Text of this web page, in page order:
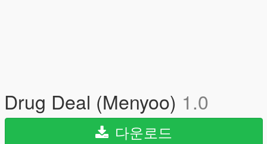
Drug Deal (Menyoo) 1.0
다운로드